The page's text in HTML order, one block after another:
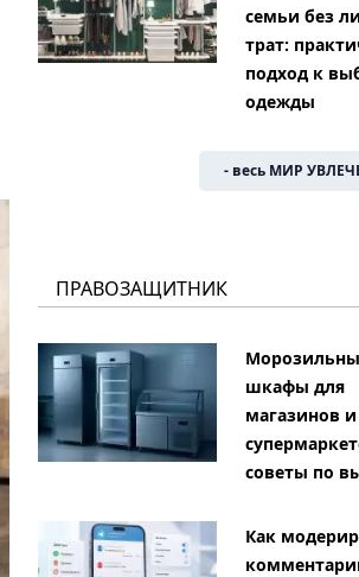
семьи без
трат:
подход к
одежды
- весь МИР
ПРАВОЗАЩИТНИК
шкафы для
магазинов и
советы по
Как